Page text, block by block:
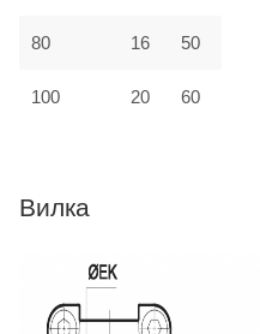
80 16 50
100
20 60
Вилка